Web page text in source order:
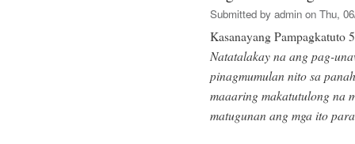
Submitted by admin on Thu,
Kasanayang Pampagkatuto
Natatalakay na ang pag-
pinagmumulan nito sa
maaaring makatutulong na
matugunan ang mga ito